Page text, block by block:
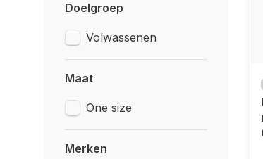
Doelgroep
Volwassenen
Maat
One size
Merken